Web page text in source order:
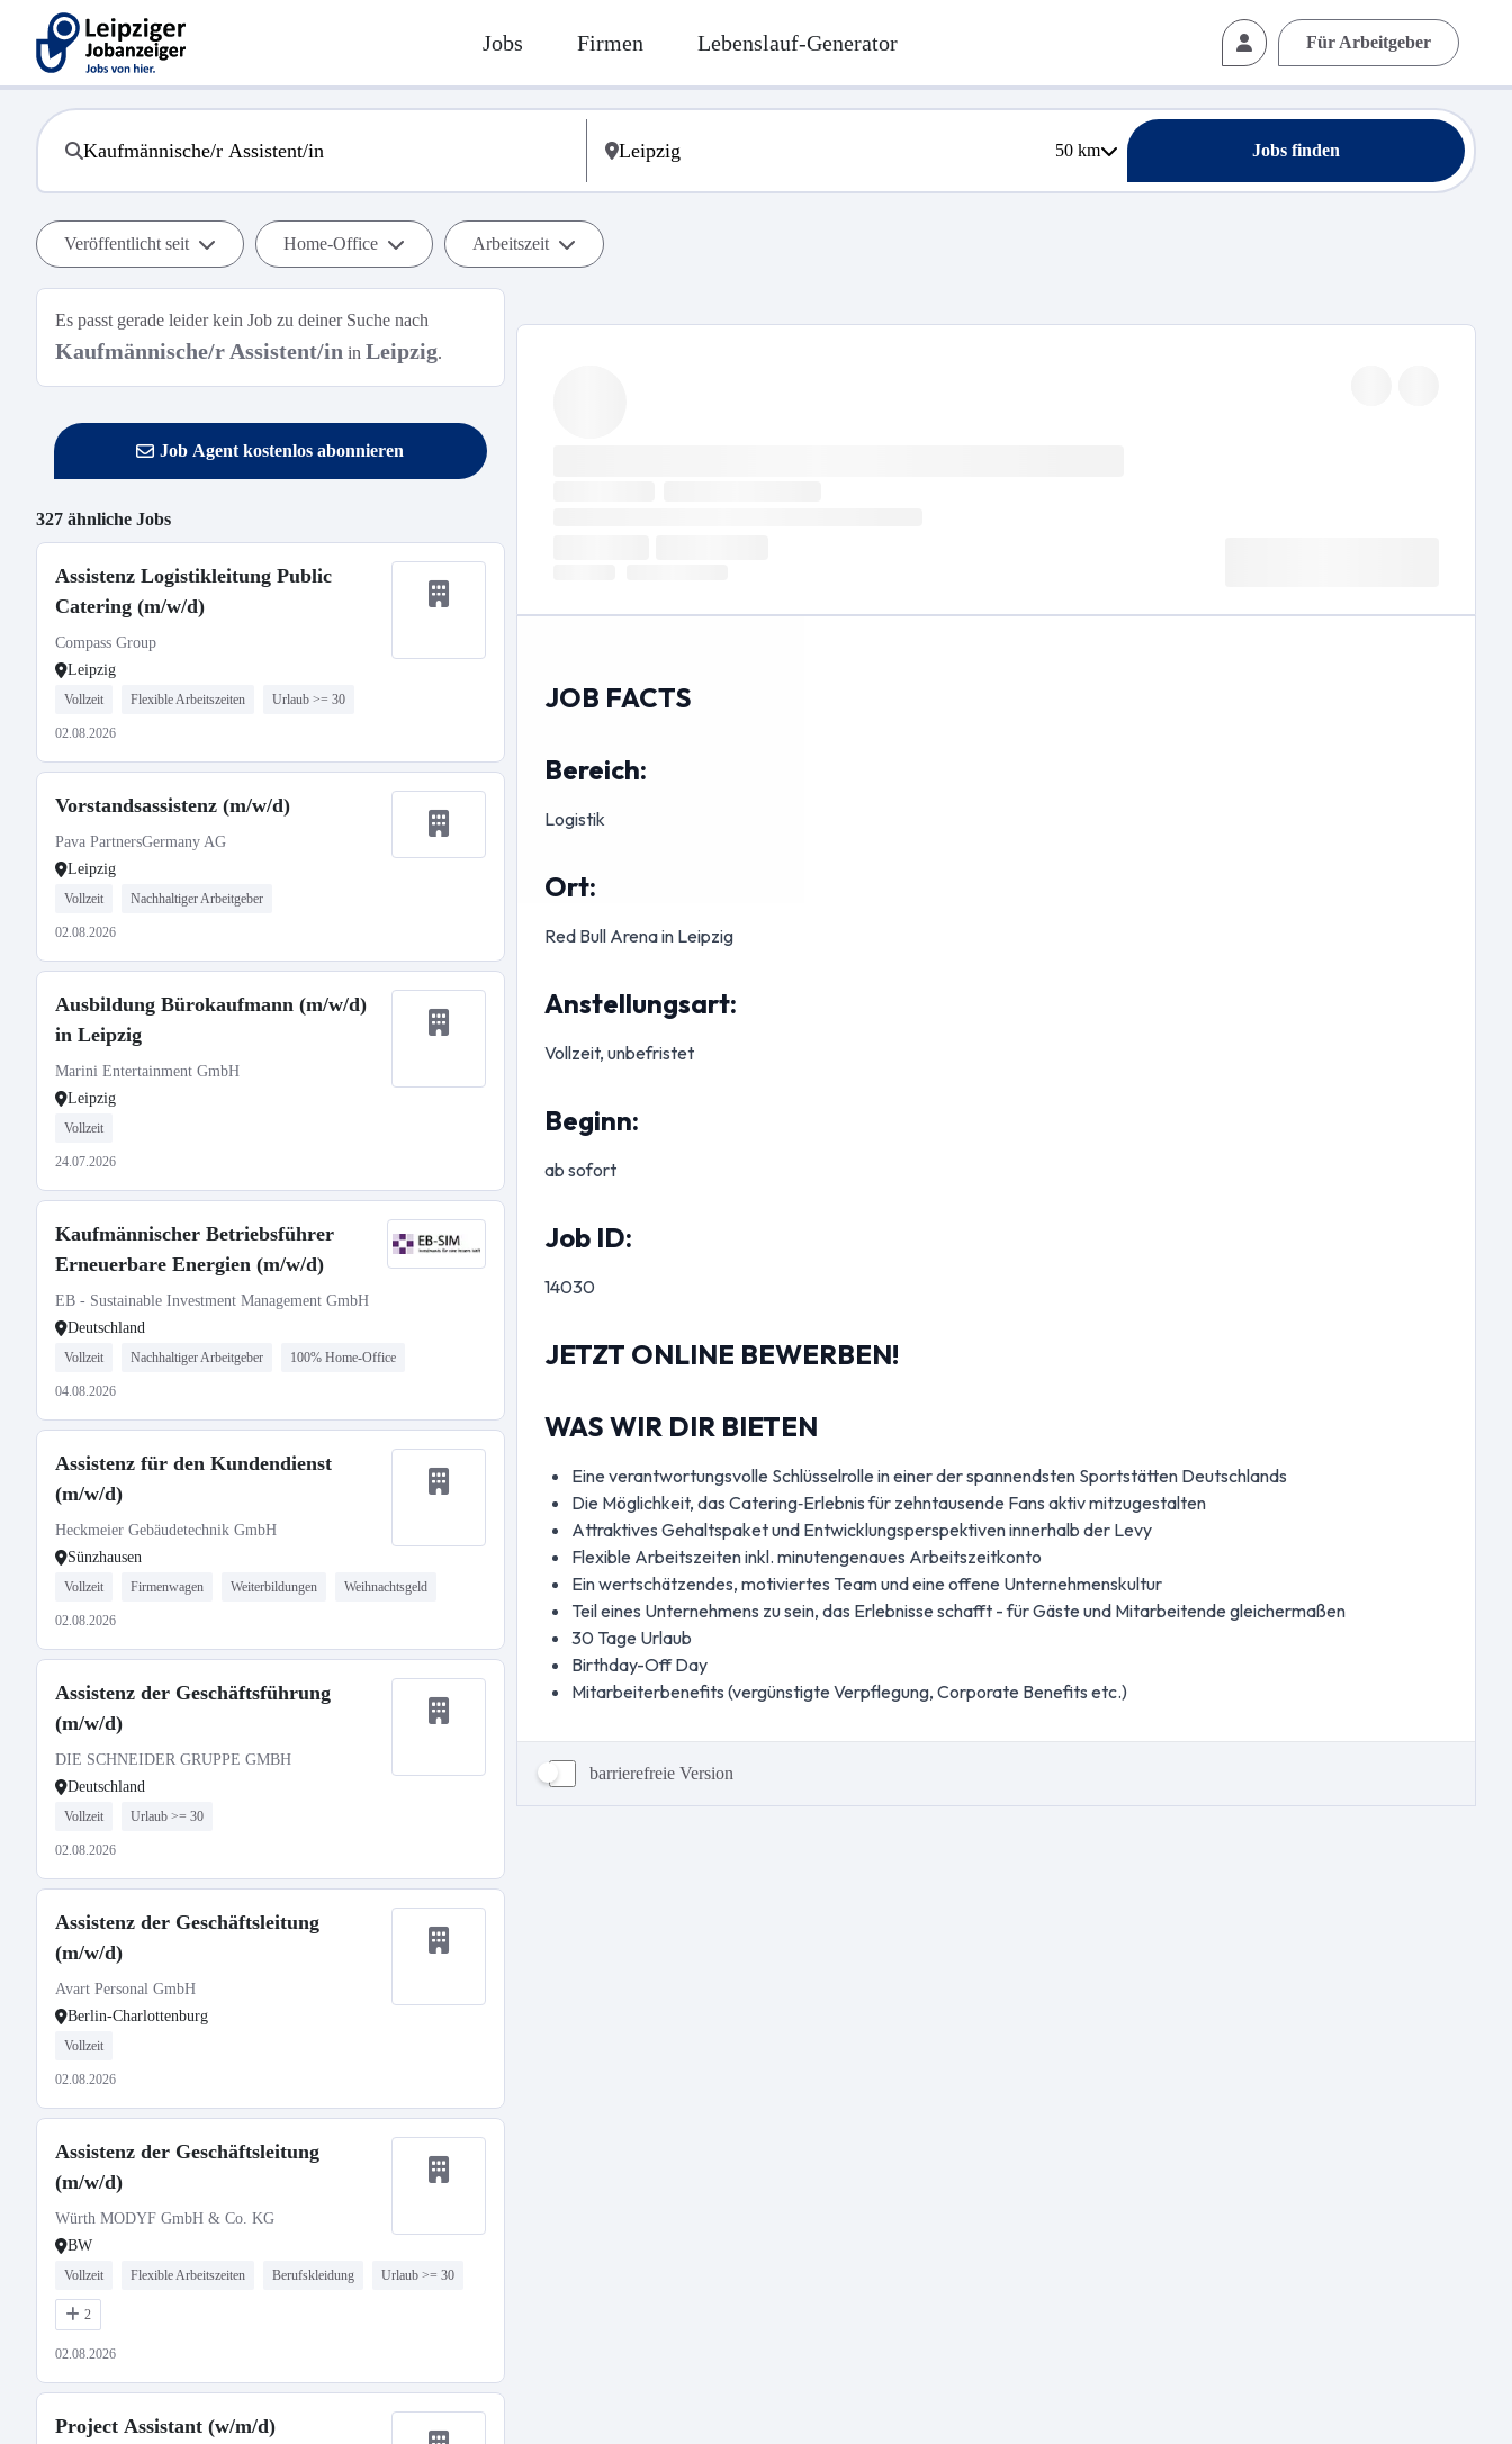
Jobs Firmen Lebenslauf-Generator Für Arbeitgeber
50km Jobs finden
Veröffentlicht seit Home-Office Arbeitszeit
Es passt gerade leider kein Job zu deiner Suche nach
Kaufmännische/r Assistent/in in Leipzig.
Job Agent kostenlos abonnieren
327 ähnliche Jobs
Assistenz Logistikleitung Public
Catering (m/w/d)
Compass Group
Leipzig
Vollzeit Flexible Arbeitszeiten Urlaub >= 30
02.08.2026
Vorstandsassistenz (m/w/d)
Pava PartnersGermany AG
Leipzig
Vollzeit Nachhaltiger Arbeitgeber
02.08.2026
Ausbildung Bürokaufmann (m/w/d)
in Leipzig
Marini Entertainment GmbH
Leipzig
Vollzeit
24.07.2026
Kaufmännischer Betriebsführer
Erneuerbare Energien (m/w/d)
EB - Sustainable Investment Management GmbH
Deutschland
Vollzeit Nachhaltiger Arbeitgeber 100% Home-Office
04.08.2026
Assistenz für den Kundendienst
(m/w/d)
Heckmeier Gebäudetechnik GmbH
Sünzhausen
Vollzeit Firmenwagen Weiterbildungen Weihnachtsgeld
02.08.2026
Assistenz der Geschäftsführung
(m/w/d)
DIE SCHNEIDER GRUPPE GMBH
Deutschland
Vollzeit Urlaub >= 30
02.08.2026
Assistenz der Geschäftsleitung
(m/w/d)
Avart Personal GmbH
Berlin-Charlottenburg
Vollzeit
02.08.2026
Assistenz der Geschäftsleitung
(m/w/d)
Würth MODYF GmbH & Co. KG
BW
Vollzeit Flexible Arbeitszeiten Berufskleidung Urlaub >= 30
2
02.08.2026
Project Assistant (w/m/d)
barrierefreie Version